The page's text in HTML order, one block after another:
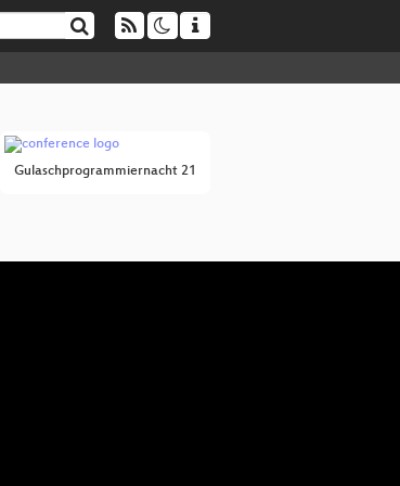
Gulaschprogrammiernacht 21